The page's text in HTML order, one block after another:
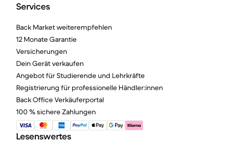
Services
Back Market weiterempfehlen
12 Monate Garantie
Versicherungen
Dein Gerät verkaufen
Angebot für Studierende und Lehrkräfte
Registrierung für professionelle Händler:innen
Back Office Verkäuferportal
100 % sichere Zahlungen
Lesenswertes